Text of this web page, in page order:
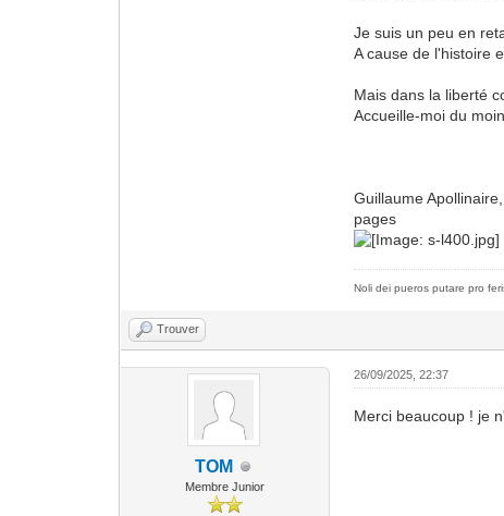
Je suis un peu en
A cause de l'histoire
Mais dans la liberté
Accueille-moi du
René
Guillaume
pages
Noli dei pueros putare pro
Trouver
TOM
Membre Junior
26/09/2025, 22:37
Merci beaucoup ! je